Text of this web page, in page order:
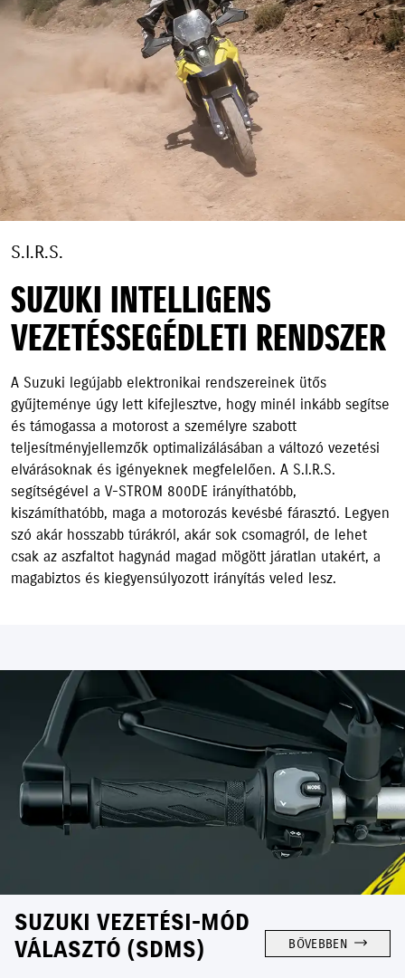
S.I.R.S.
SUZUKI INTELLIGENS
VEZETÉSSEGÉDLETI RENDSZER
A Suzuki legújabb elektronikai rendszereinek ütős
gyűjteménye úgy lett kifejlesztve, hogy minél inkább segítse
és támogassa a motorost a személyre szabott
teljesítményjellemzők optimalizálásában a változó vezetési
elvárásoknak és igényeknek megfelelően. A S.I.R.S.
segítségével a V-STROM 800DE irányíthatóbb,
kiszámíthatóbb, maga a motorozás kevésbé fárasztó. Legyen
szó akár hosszabb túrákról, akár sok csomagról, de lehet
csak az aszfaltot hagynád magad mögött járatlan utakért, a
magabiztos és kiegyensúlyozott irányítás veled lesz.
SUZUKI VEZETÉSI-MÓD
VÁLASZTÓ (SDMS)
BŐVEBBEN